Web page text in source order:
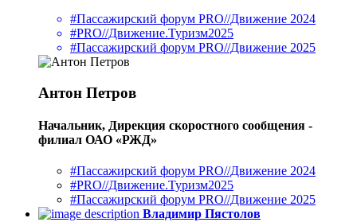
#Пассажирский форум PRO//Движение 2024
#PRO//Движение.Туризм2025
#Пассажирский форум PRO//Движение 2025
Антон Петров
Начальник, Дирекция скоростного сообщения -
филиал ОАО «РЖД»
#Пассажирский форум PRO//Движение 2024
#PRO//Движение.Туризм2025
#Пассажирский форум PRO//Движение 2025
Владимир Пястолов